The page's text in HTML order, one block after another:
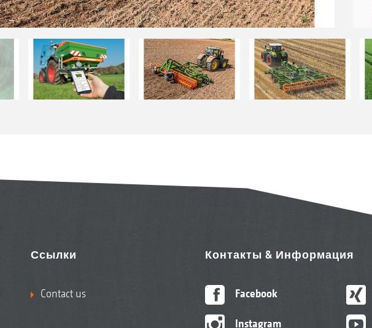
Ссылки
Contact us
Контакты & Информация
Facebook
Instagram